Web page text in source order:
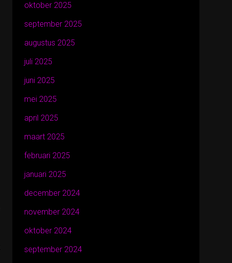
oktober 2025
september 2025
augustus 2025
juli 2025
juni 2025
mei 2025
april 2025
maart 2025
februari 2025
januari 2025
december 2024
november 2024
oktober 2024
september 2024